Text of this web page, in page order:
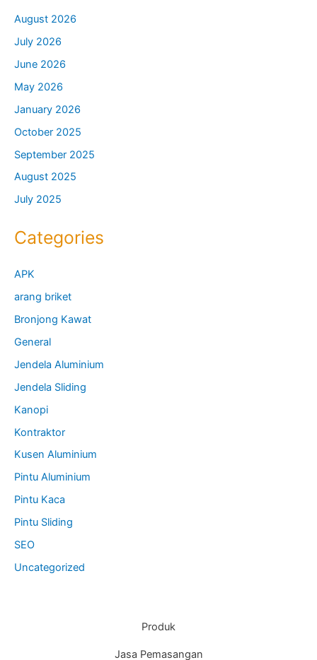
August 2026
July 2026
June 2026
May 2026
January 2026
October 2025
September 2025
August 2025
July 2025
Categories
APK
arang briket
Bronjong Kawat
General
Jendela Aluminium
Jendela Sliding
Kanopi
Kontraktor
Kusen Aluminium
Pintu Aluminium
Pintu Kaca
Pintu Sliding
SEO
Uncategorized
Produk
Jasa Pemasangan